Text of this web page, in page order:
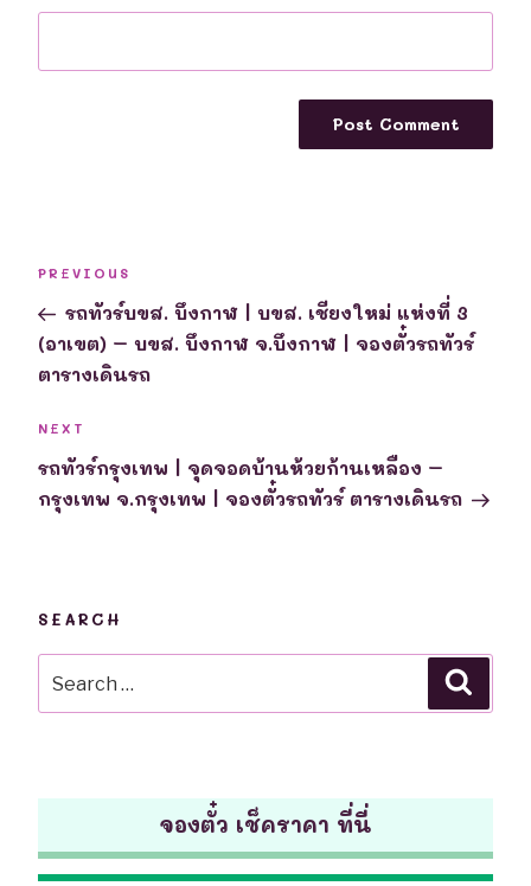
Previous
Post
PREVIOUS
รถทัวร์บขส. บึงกาฬ | บขส. เชียงใหม่ แห่งที่ 3
(อาเขต) – บขส. บึงกาฬ จ.บึงกาฬ | จองตั๋วรถทัวร์
ตารางเดินรถ
Next
Post
NEXT
รถทัวร์กรุงเทพ | จุดจอดบ้านห้วยก้านเหลือง –
กรุงเทพ จ.กรุงเทพ | จองตั๋วรถทัวร์ ตารางเดินรถ
SEARCH
for:
จองตั๋ว เช็คราคา ที่นี่